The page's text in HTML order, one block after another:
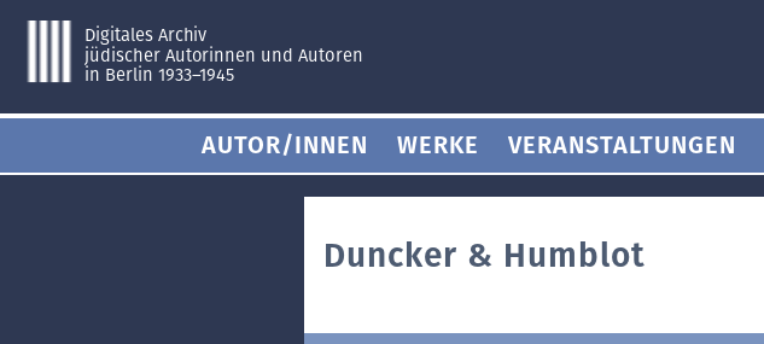
Digitales Archiv
jüdischer Autorinnen und Autoren
in Berlin 1933–1945
AUTOR/INNEN WERKE VERANSTALTUNGEN
Duncker & Humblot